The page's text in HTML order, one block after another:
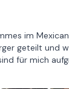
im
geteilt und
für mich